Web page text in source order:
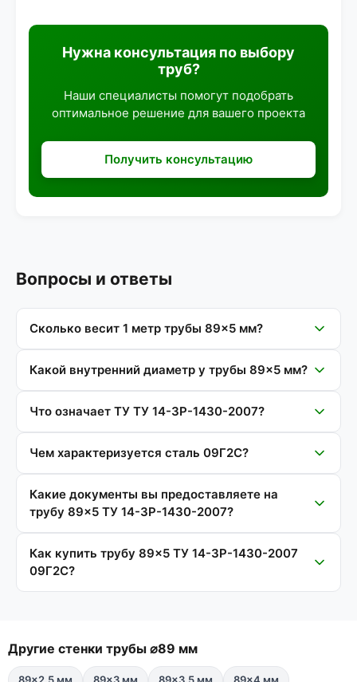
Нужна консультация по выбору
труб?
Наши специалисты помогут подобрать
оптимальное решение для вашего проекта
Получить консультацию
Вопросы и ответы
Сколько весит 1 метр трубы 89×5 мм?
Какой внутренний диаметр у трубы 89×5 мм?
Что означает ТУ ТУ 14-3Р-1430-2007?
Чем характеризуется сталь 09Г2С?
Какие документы вы предоставляете на
трубу 89×5 ТУ 14-3Р-1430-2007?
Как купить трубу 89×5 ТУ 14-3Р-1430-2007
09Г2С?
Другие стенки трубы ⌀89 мм